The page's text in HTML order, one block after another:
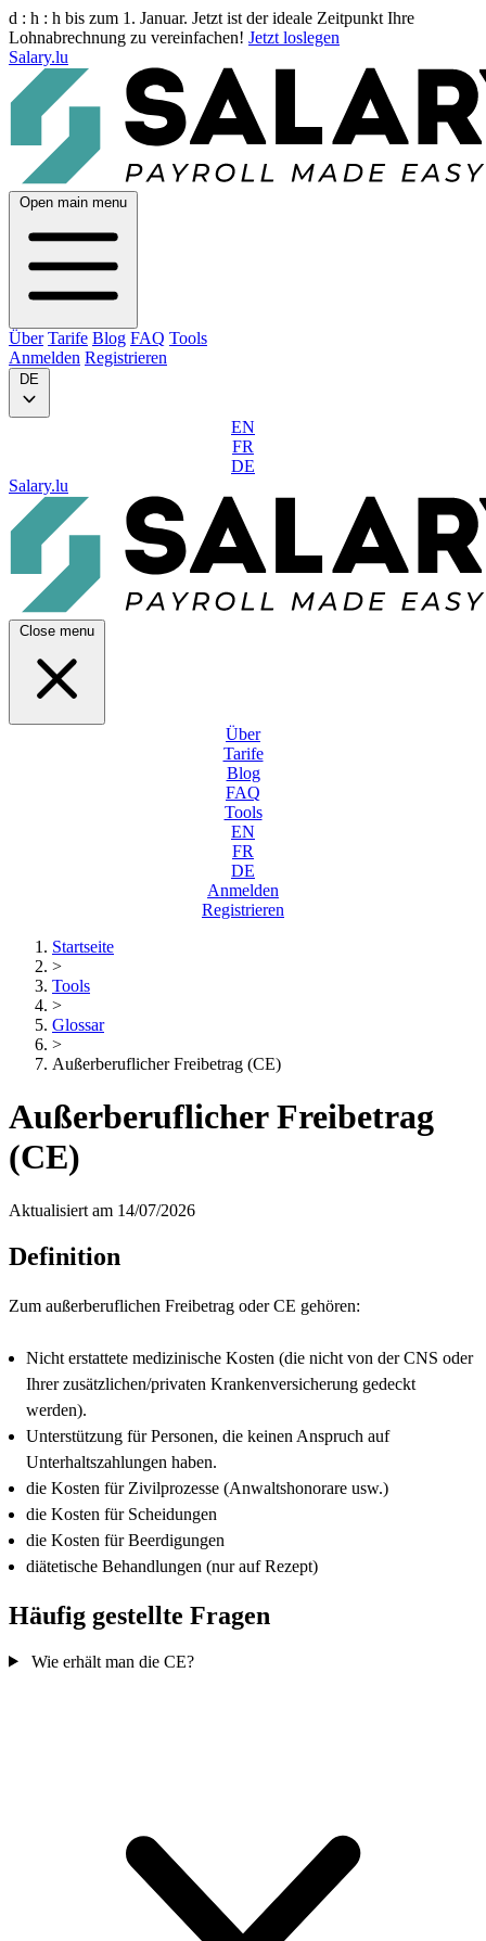
d : h : h bis zum 1. Januar. Jetzt ist der ideale Zeitpunkt Ihre
Lohnabrechnung zu vereinfachen! Jetzt loslegen
Salary.lu
Open main menu
Über Tarife Blog FAQ Tools
Anmelden Registrieren
DE
EN
FR
DE
Salary.lu
Close menu
Über
Tarife
Blog
FAQ
Tools
EN
FR
DE
Anmelden
Registrieren
Startseite
>
Tools
>
Glossar
>
Außerberuflicher Freibetrag (CE)
Außerberuflicher Freibetrag
(CE)
Aktualisiert am 14/07/2026
Definition
Zum außerberuflichen Freibetrag oder CE gehören:
Nicht erstattete medizinische Kosten (die nicht von der CNS oder
Ihrer zusätzlichen/privaten Krankenversicherung gedeckt
werden).
Unterstützung für Personen, die keinen Anspruch auf
Unterhaltszahlungen haben.
die Kosten für Zivilprozesse (Anwaltshonorare usw.)
die Kosten für Scheidungen
die Kosten für Beerdigungen
diätetische Behandlungen (nur auf Rezept)
Häufig gestellte Fragen
Wie erhält man die CE?